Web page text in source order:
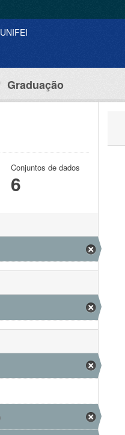
Graduação
Conjuntos de dados
6